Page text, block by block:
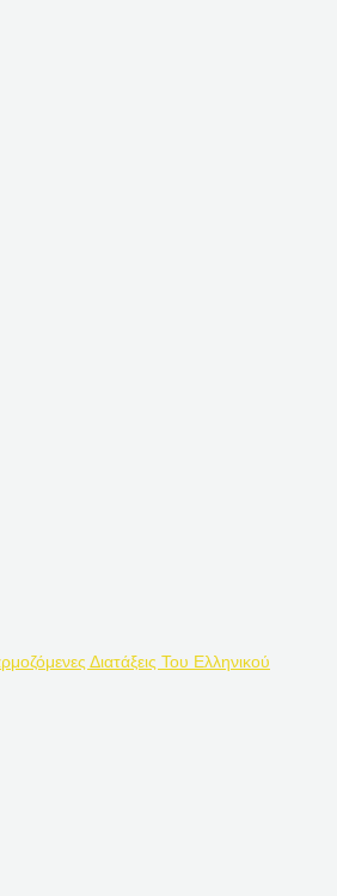
Διατάξεις Του Ελληνικού